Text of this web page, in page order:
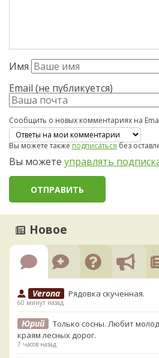
Имя
Email (не публикуется)
Сообщить о новых комментариях на
Вы можете такжеподписатьсябез
Вы можете управлять
Новое
Verona Рядовка скученная.
60 минут назад
Юрий
Только сосны. Любит
краям лесных дорог.
7 часов назад